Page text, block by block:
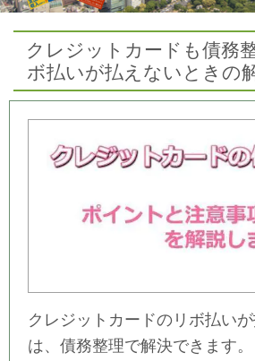
クレジットカードも債務
ボ払いが払えないときの
クレジットカードのリボ払い
は、債務整理で解決できます。